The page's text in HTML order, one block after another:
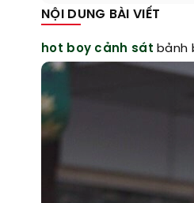
NỘI DUNG BÀI VIẾT
hot boy cảnh sát bảnh